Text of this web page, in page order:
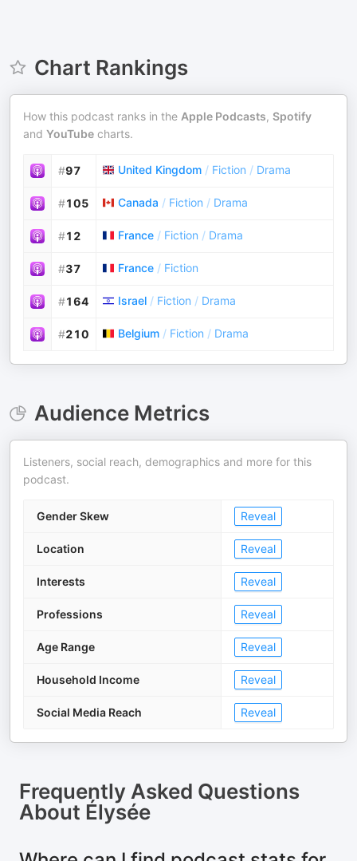
Chart Rankings
How this podcast ranks in the Apple Podcasts, Spotify
and YouTube charts.
#97 United Kingdom / Fiction / Drama
#105 Canada / Fiction / Drama
#12 France / Fiction / Drama
#37 France / Fiction
#164 Israel / Fiction / Drama
#210 Belgium / Fiction / Drama
Audience Metrics
Listeners, social reach, demographics and more for this
podcast.
Gender Skew Reveal
Location Reveal
Interests Reveal
Professions Reveal
Age Range Reveal
Household Income Reveal
Social Media Reach Reveal
Frequently Asked Questions
About Élysée